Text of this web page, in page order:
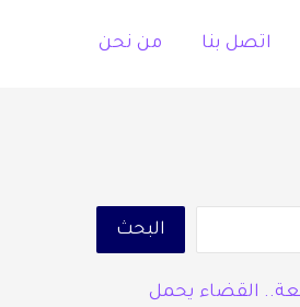
اتصل بنا من نحن
البحث
القضاء يحمل